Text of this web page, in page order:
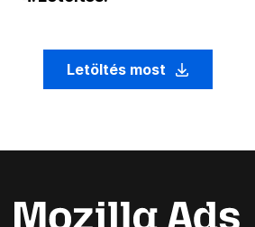
Letöltés most